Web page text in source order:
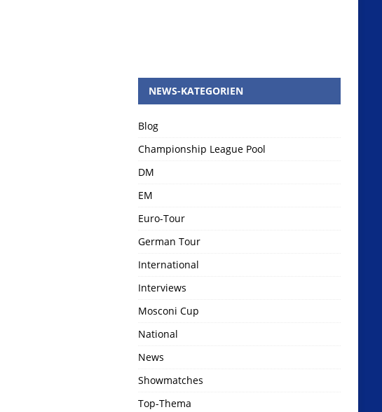
NEWS-KATEGORIEN
Blog
Championship League Pool
DM
EM
Euro-Tour
German Tour
International
Interviews
Mosconi Cup
National
News
Showmatches
Top-Thema